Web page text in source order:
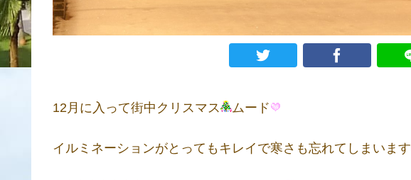
12月に入って街中クリスマス ムード
イルミネーションがとってもキレイで寒さも忘れてしまいます